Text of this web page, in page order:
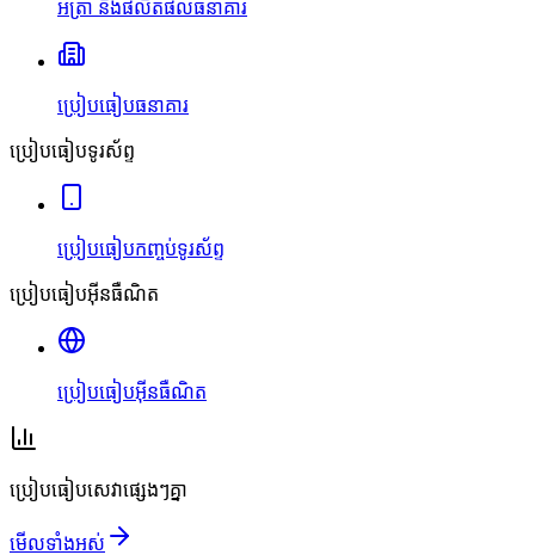
អត្រា និងផលិតផលធនាគារ
ប្រៀបធៀបធនាគារ
ប្រៀបធៀបទូរស័ព្ទ
ប្រៀបធៀបកញ្ចប់ទូរស័ព្ទ
ប្រៀបធៀបអ៊ីនធឺណិត
ប្រៀបធៀបអ៊ីនធឺណិត
ប្រៀបធៀបសេវាផ្សេងៗគ្នា
មើលទាំងអស់